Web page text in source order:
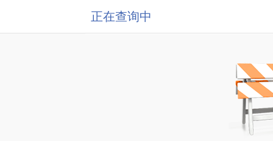
正在查询中